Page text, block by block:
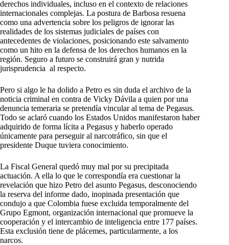
derechos individuales, incluso en el contexto de relaciones
internacionales complejas. La postura de Barbosa resuena
como una advertencia sobre los peligros de ignorar las
realidades de los sistemas judiciales de países con
antecedentes de violaciones, posicionando este salvamento
como un hito en la defensa de los derechos humanos en la
región. Seguro a futuro se construirá gran y nutrida
jurisprudencia al respecto.
Pero si algo le ha dolido a Petro es sin duda el archivo de la
noticia criminal en contra de Vicky Dávila a quien por una
denuncia temeraria se pretendía vincular al tema de Pegasus.
Todo se aclaró cuando los Estados Unidos manifestaron haber
adquirido de forma lícita a Pegasus y haberlo operado
únicamente para perseguir al narcotráfico, sin que el
presidente Duque tuviera conocimiento.
La Fiscal General quedó muy mal por su precipitada
actuación. A ella lo que le correspondía era cuestionar la
revelación que hizo Petro del asunto Pegasus, desconociendo
la reserva del informe dado, inopinada presentación que
condujo a que Colombia fuese excluida temporalmente del
Grupo Egmont, organización internacional que promueve la
cooperación y el intercambio de inteligencia entre 177 países.
Esta exclusión tiene de plácemes, particularmente, a los
narcos.